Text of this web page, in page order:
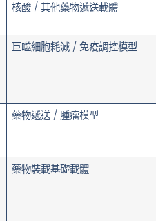
核酸 / 其他藥物遞送載體
巨噬細胞耗減 / 免疫調控模型
藥物遞送 / 腫瘤模型
藥物裝載基礎載體